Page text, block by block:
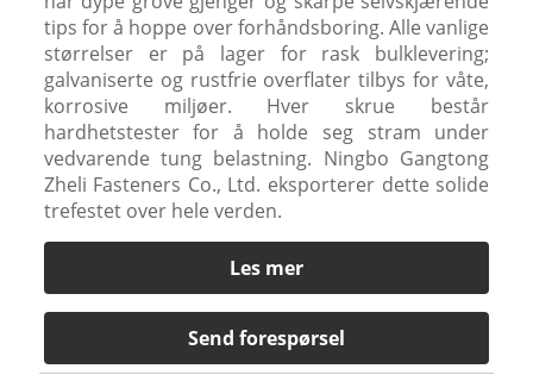
tips for å hoppe over forhåndsboring. Alle vanlige
størrelser er på lager for rask bulklevering;
galvaniserte og rustfrie overflater tilbys for våte,
korrosive miljøer. Hver skrue består
hardhetstester for å holde seg stram under
vedvarende tung belastning. Ningbo Gangtong
Zheli Fasteners Co., Ltd. eksporterer dette solide
trefestet over hele verden.
Les mer
Send forespørsel